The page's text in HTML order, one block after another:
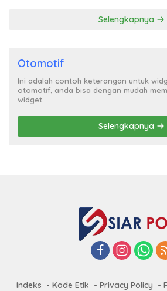
Selengkapnya
Otomotif
Ini adalah contoh keterangan untuk
otomotif, anda bisa dengan mudah
widget.
Selengkapnya
Indeks Kode Etik Privacy Policy